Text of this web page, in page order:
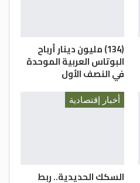
(134) مليون دينار أرباح
البوتاس العربية الموحدة
في النصف الأول
أخبار إقتصادية
السكك الحديدية.. ربط